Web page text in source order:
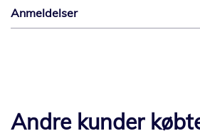
Anmeldelser
Andre kunder